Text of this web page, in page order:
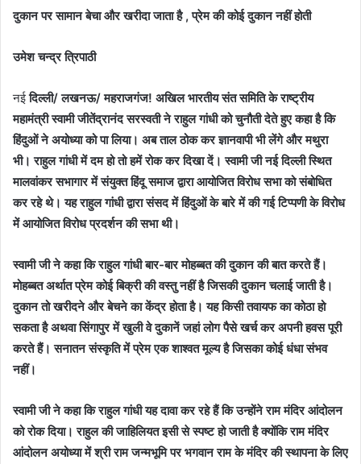
दुकान पर सामान बेचा और खरीदा जाता है , प्रेम की कोई दुकान नहीं होती
उमेश चन्द्र त्रिपाठी
नईदिल्ली/ लखनऊ/ महराजगंज! अखिल भारतीय संत समिति के राष्ट्रीय
महामंत्री स्वामी जीतेंद्रानंद सरस्वती ने राहुल गांधी को चुनौती देते हुए कहा है कि
हिंदुओं ने अयोध्या को पा लिया। अब ताल ठोक कर ज्ञानवापी भी लेंगे और मथुरा
भी। राहुल गांधी में दम हो तो हमें रोक कर दिखा दें। स्वामी जी नई दिल्ली स्थित
मालवांकर सभागार में संयुक्त हिंदू समाज द्वारा आयोजित विरोध सभा को संबोधित
कर रहे थे। यह राहुल गांधी द्वारा संसद में हिंदुओं के बारे में की गई टिप्पणी के विरोध
में आयोजित विरोध प्रदर्शन की सभा थी।
स्वामी जी ने कहा कि राहुल गांधी बार-बार मोहब्बत की दुकान की बात करते हैं।
मोहब्बत अर्थात प्रेम कोई बिक्री की वस्तु नहीं है जिसकी दुकान चलाई जाती है।
दुकान तो खरीदने और बेचने का केंद्र होता है। यह किसी तवायफ का कोठा हो
सकता है अथवा सिंगापुर में खुली वे दुकानें जहां लोग पैसे खर्च कर अपनी हवस पूरी
करते हैं। सनातन संस्कृति में प्रेम एक शाश्वत मूल्य है जिसका कोई धंधा संभव
नहीं।
स्वामी जी ने कहा कि राहुल गांधी यह दावा कर रहे हैं कि उन्होंने राम मंदिर आंदोलन
को रोक दिया। राहुल की जाहिलियत इसी से स्पष्ट हो जाती है क्योंकि राम मंदिर
आंदोलन अयोध्या में श्री राम जन्मभूमि पर भगवान राम के मंदिर की स्थापना के लिए